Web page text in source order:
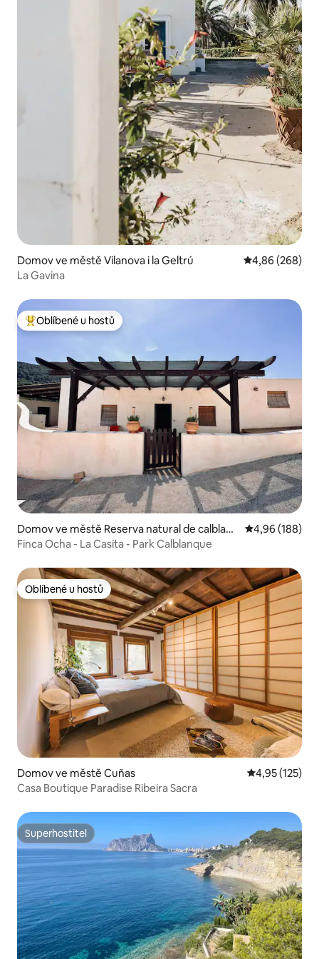
Domov ve městě Vilanova i la Geltrú Průměrné
4,86 (268)
La Gavina
Nejlepší v kategorii Oblíbené u hostů
Oblíbené u hostů
Domov ve městě Reserva natural de calblanq
ue , Los Belones , Cartagena
Průměrné
4,96 (188)
Finca Ocha - La Casita - Park Calblanque
Oblíbené u hostů
Oblíbené u hostů
Domov ve městě Cuñas Průměrné
4,95 (125)
Casa Boutique Paradise Ribeira Sacra
Superhostitel
Superhostitel